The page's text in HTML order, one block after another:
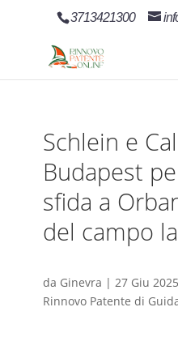
3713421300
Schlein e
Budapest
sfida a
del campo
da Ginevra | 27 Giu 2025
Rinnovo Patente di